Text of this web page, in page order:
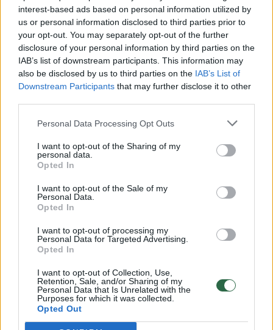
interest-based ads based on personal information utilized by
us or personal information disclosed to third parties prior to
your opt-out. You may separately opt-out of the further
disclosure of your personal information by third parties on the
IAB’s list of downstream participants. This information may
also be disclosed by us to third parties on the IAB’s List of
Downstream Participants that may further disclose it to other
Personal Data Processing Opt Outs
I want to opt-out of the Sharing of my
personal data.
Opted In
I want to opt-out of the Sale of my
Personal Data.
Opted In
I want to opt-out of processing my
Personal Data for Targeted Advertising.
Opted In
I want to opt-out of Collection, Use,
Retention, Sale, and/or Sharing of my
Personal Data that Is Unrelated with the
Purposes for which it was collected.
Opted Out
Tai Kauno pasididžiavimas – būstas
aukštesnes pajamas gaunantiems
žmonėms, dauguma jų namus perka savo
pinigais
2023-03-27
Maskvos namus nugriaus, o ukrainietę
vaizduojantį grafitį ant jų išsaugos – kas
priims šį kūrinį?